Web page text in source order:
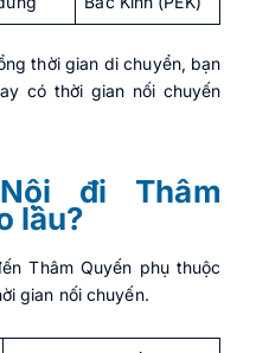
thời gian di chuyển, bạn
có thời gian nối chuyến
đi Thâm
lâu?
Thâm Quyến phụ thuộc
gian nối chuyến.